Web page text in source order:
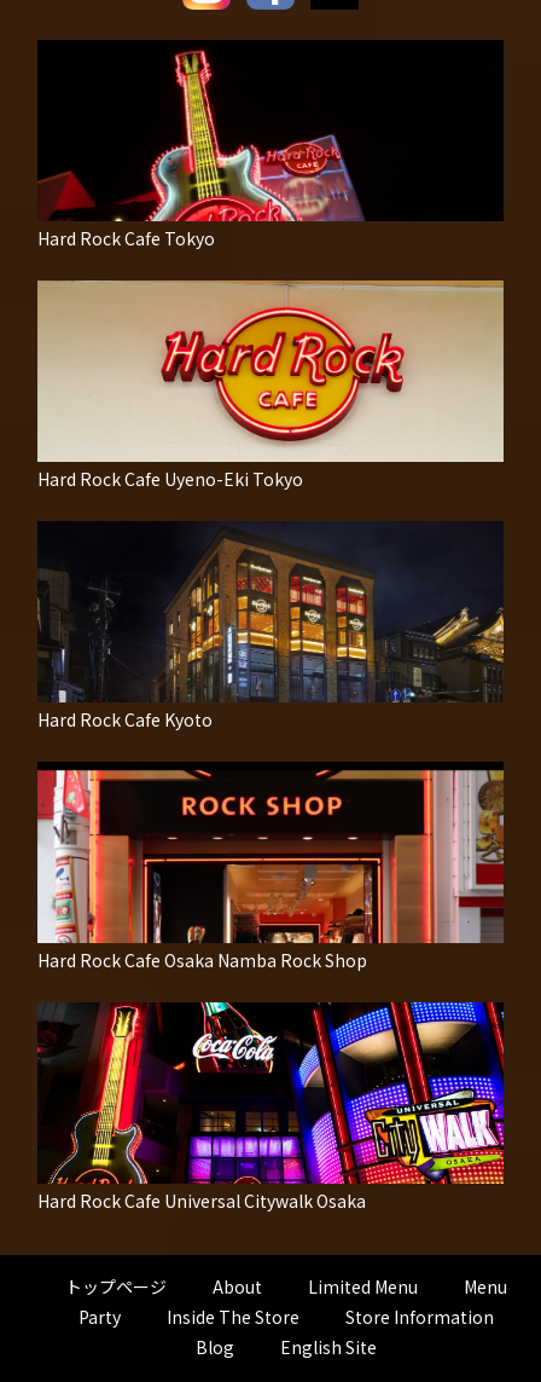
Hard Rock Cafe Tokyo
Hard Rock Cafe Uyeno-Eki Tokyo
Hard Rock Cafe Kyoto
Hard Rock Cafe Osaka Namba Rock Shop
Hard Rock Cafe Universal Citywalk Osaka
トップページ About Limited Menu
Menu
Party
Inside The Store
Store Information
Blog
English Site